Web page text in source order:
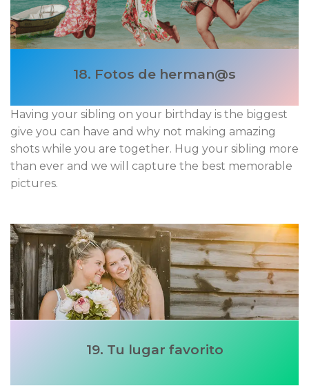
18. Fotos de herman@s
Having your sibling on your birthday is the biggest
give you can have and why not making amazing
shots while you are together. Hug your sibling more
than ever and we will capture the best memorable
pictures.
19. Tu lugar favorito